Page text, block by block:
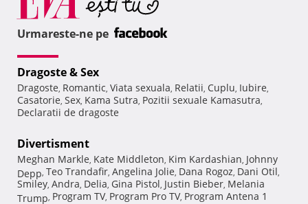
Urmareste-ne pe
Dragoste & Sex
Dragoste, Romantic, Viata sexuala, Relatii, Cuplu, Iubire,
Casatorie, Sex, Kama Sutra, Pozitii sexuale Kamasutra,
Declaratii de dragoste
Divertisment
Meghan Markle, Kate Middleton, Kim Kardashian, Johnny
Depp, Teo Trandafir, Angelina Jolie, Dana Rogoz, Dani Otil,
Smiley, Andra, Delia, Gina Pistol, Justin Bieber, Melania
Trump, Program TV, Program Pro TV, Program Antena 1